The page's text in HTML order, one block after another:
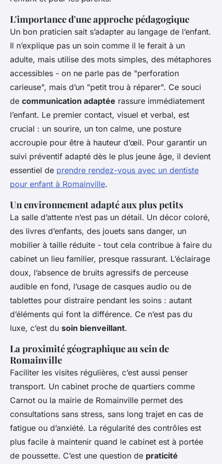
L'importance d'une approche pédagogique
Un bon praticien sait s’adapter au langage de l’enfant.
Il n’explique pas un soin comme il le ferait à un
adulte, mais utilise des mots simples, des métaphores
accessibles - on ne parle pas de "perforation
carieuse", mais d’un "petit trou à réparer". Ce souci
de communication adaptée rassure immédiatement
l’enfant. Le premier contact, visuel et verbal, est
crucial : un sourire, un ton calme, une posture
accroupie pour être à hauteur d’œil. Pour garantir un
suivi préventif adapté dès le plus jeune âge, il devient
essentiel de prendre rendez-vous avec un dentiste
pour enfant à Romainville.
Un environnement adapté aux plus petits
La salle d’attente n’est pas un détail. Un décor coloré,
des livres d’enfants, des jouets sans danger, un
mobilier à taille réduite - tout cela contribue à faire du
cabinet un lieu familier, presque rassurant. L’éclairage
doux, l’absence de bruits agressifs de perceuse
audible en fond, l’usage de casques audio ou de
tablettes pour distraire pendant les soins : autant
d’éléments qui font la différence. Ce n’est pas du
luxe, c’est du soin bienveillant.
La proximité géographique au sein de
Romainville
Faciliter les visites régulières, c’est aussi penser
transport. Un cabinet proche de quartiers comme
Carnot ou la mairie de Romainville permet des
consultations sans stress, sans long trajet en cas de
fatigue ou d’anxiété. La régularité des contrôles est
plus facile à maintenir quand le cabinet est à portée
de poussette. C’est une question de praticité